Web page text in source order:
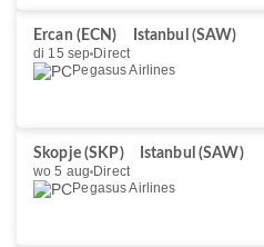
Ercan (ECN)
Istanbul (SAW)
di 15 sep Direct
Pegasus Airlines
Skopje (SKP)
Istanbul (SAW)
wo 5 aug Direct
Pegasus Airlines